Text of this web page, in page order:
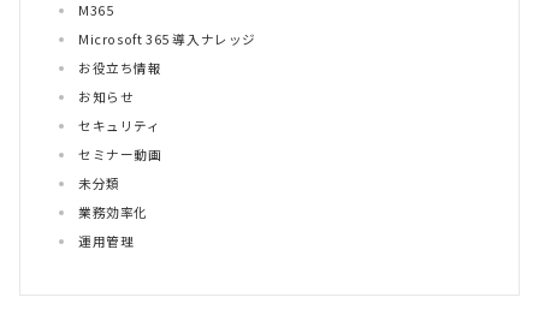
M365
Microsoft 365 導入ナレッジ
お役立ち情報
お知らせ
セキュリティ
セミナー動画
未分類
業務効率化
運用管理